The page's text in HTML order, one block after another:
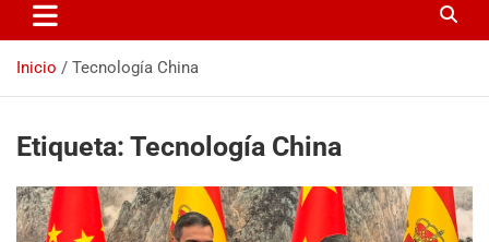
Inicio Tecnología China
Etiqueta: Tecnología China